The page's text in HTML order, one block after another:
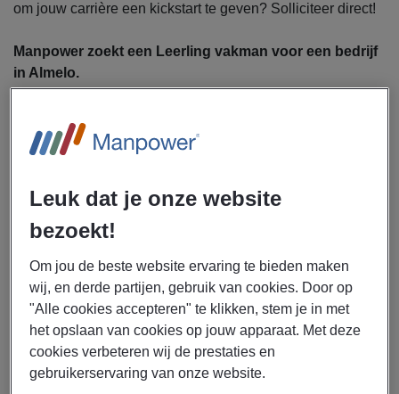
om jouw carrière een kickstart te geven? Solliciteer direct!
Manpower zoekt een Leerling vakman voor een bedrijf
in Almelo.
Als Leerling vakman ga jij je bezighouden met:
Monteren, aansluiten en uitvoeren van praktische
Ondersteunen van collega’s op de werkvloer
Klantcontact en communiceren over werkzaamheden
Dit krijg je
Brutosalaris van € 16,- tot € 20,- per uur
Reiskostenvergoeding van € 0,23 per kilometer
Fulltime baan van 40 uur per week
Leuk dat je onze website
bezoekt!
Om jou de beste website ervaring te bieden maken
wij, en derde partijen, gebruik van cookies. Door op
"Alle cookies accepteren" te klikken, stem je in met
het opslaan van cookies op jouw apparaat. Met deze
cookies verbeteren wij de prestaties en
gebruikerservaring van onze website.